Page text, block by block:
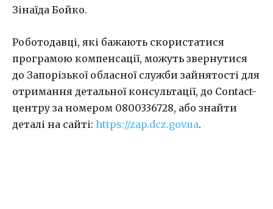
Зінаїда Бойко.
Роботодавці, які бажають скористатися
програмою компенсації, можуть звернутися
до Запорізької обласної служби зайнятості для
отримання детальної консультації, до Сontact-
центру за номером 0800336728, або знайти
деталі на сайті: https://zap.dcz.gov.ua.